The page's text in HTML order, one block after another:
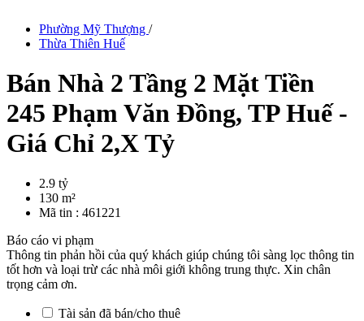
Phường Mỹ Thượng /
Thừa Thiên Huế
Bán Nhà 2 Tầng 2 Mặt Tiền
245 Phạm Văn Đồng, TP Huế -
Giá Chỉ 2,X Tỷ
2.9 tỷ
130 m²
Mã tin : 461221
Báo cáo vi phạm
Thông tin phản hồi của quý khách giúp chúng tôi sàng lọc thông tin
tốt hơn và loại trừ các nhà môi giới không trung thực. Xin chân
trọng cảm ơn.
Tài sản đã bán/cho thuê